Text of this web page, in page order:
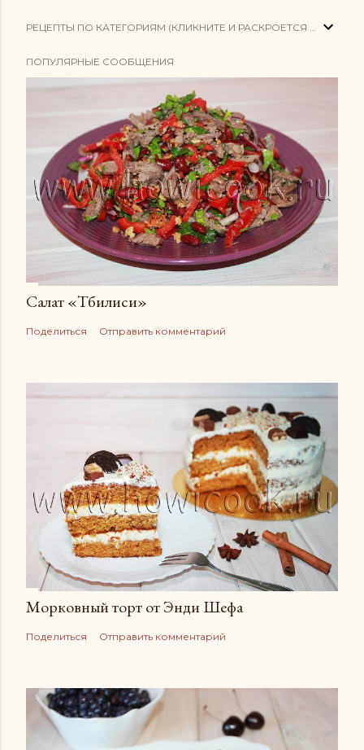
ПОПУЛЯРНЫЕ СООБЩЕНИЯ
Салат «Тбилиси»
Поделиться Отправить комментарий
Морковный торт от Энди Шефа
Поделиться Отправить комментарий